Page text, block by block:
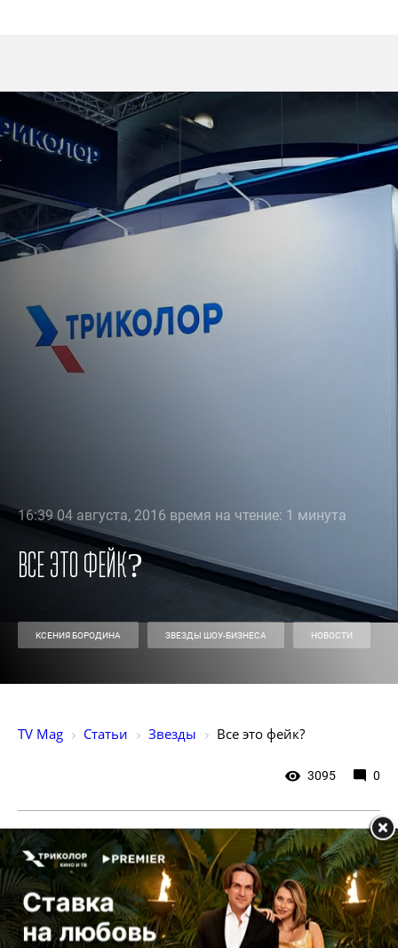
16:39 04 августа, 2016 время на чтение: 1 минута
Все это фейк?
КСЕНИЯ БОРОДИНА ЗВЕЗДЫ ШОУ-БИЗНЕСА НОВОСТИ
TV Mag Статьи Звезды Все это фейк?
3095 0
Пара не расставалась:
папарацци заметили